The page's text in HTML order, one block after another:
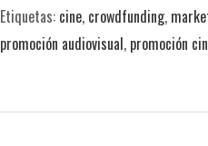
el
Audiovisual
Etiquetas: cine, crowdfunding,
promoción audiovisual, promoción